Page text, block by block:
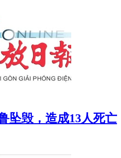
坠毁，造成13人死亡